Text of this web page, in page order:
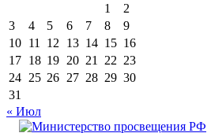
1
2
3
4 5 6 7 8
9
10 11 12 13 14 15 16
17 18 19 20 21 22 23
24 25 26 27 28 29 30
31
« Июл